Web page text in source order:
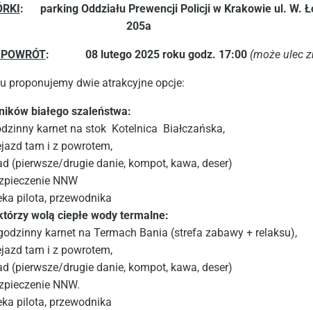
: parking Oddziału Prewencji Policji w Krakowie ul. W.
205a
: 08 lutego 2025 roku godz. 17:00 (może ulec
proponujemy dwie atrakcyjne opcje:
białego szaleństwa:
karnet na stok Kotelnica Białczańska,
tam i z powrotem,
(pierwsze/drugie danie, kompot, kawa, deser)
NNW
pilota, przewodnika
wolą ciepłe wody termalne:
karnet na Termach Bania (strefa zabawy + relaksu),
tam i z powrotem,
(pierwsze/drugie danie, kompot, kawa, deser)
NNW.
pilota, przewodnika